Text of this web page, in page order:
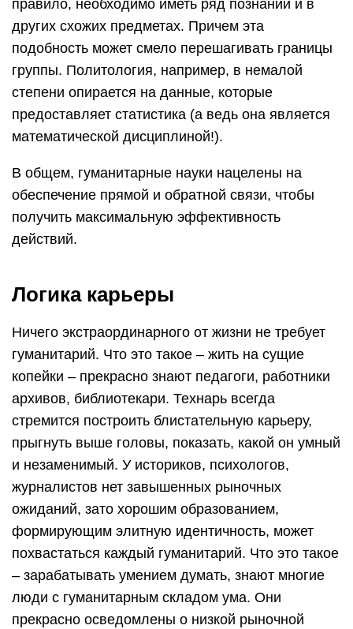
правило, необходимо иметь ряд познаний и в
других схожих предметах. Причем эта
подобность может смело перешагивать границы
группы. Политология, например, в немалой
степени опирается на данные, которые
предоставляет статистика (а ведь она является
математической дисциплиной!).
В общем, гуманитарные науки нацелены на
обеспечение прямой и обратной связи, чтобы
получить максимальную эффективность
действий.
Логика карьеры
Ничего экстраординарного от жизни не требует
гуманитарий. Что это такое – жить на сущие
копейки – прекрасно знают педагоги, работники
архивов, библиотекари. Технарь всегда
стремится построить блистательную карьеру,
прыгнуть выше головы, показать, какой он умный
и незаменимый. У историков, психологов,
журналистов нет завышенных рыночных
ожиданий, зато хорошим образованием,
формирующим элитную идентичность, может
похвастаться каждый гуманитарий. Что это такое
– зарабатывать умением думать, знают многие
люди с гуманитарным складом ума. Они
прекрасно осведомлены о низкой рыночной